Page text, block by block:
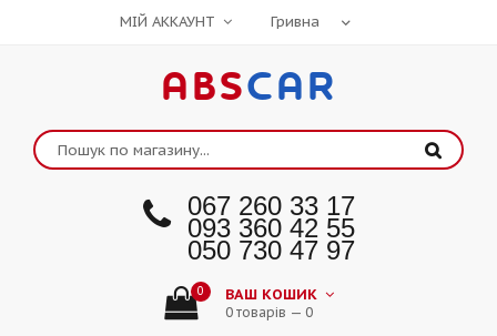
МІЙ АККАУНТ
ABSCAR
067 260 33 17
093 360 42 55
050 730 47 97
0 ВАШ КОШИК
0 товарів — 0